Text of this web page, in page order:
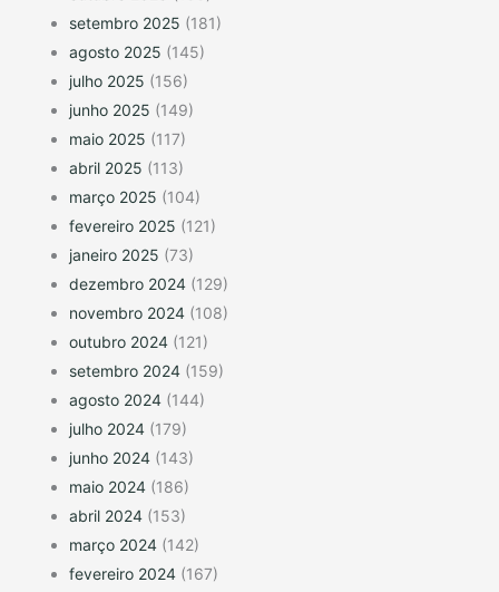
setembro 2025 (181)
agosto 2025 (145)
julho 2025 (156)
junho 2025 (149)
maio 2025 (117)
abril 2025 (113)
março 2025 (104)
fevereiro 2025 (121)
janeiro 2025 (73)
dezembro 2024 (129)
novembro 2024 (108)
outubro 2024 (121)
setembro 2024 (159)
agosto 2024 (144)
julho 2024 (179)
junho 2024 (143)
maio 2024 (186)
abril 2024 (153)
março 2024 (142)
fevereiro 2024 (167)